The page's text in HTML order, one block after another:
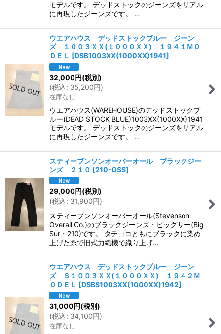
モデルです。 デッドストックのジーンズをリアル
に再現したジーンズです。 …
ウエアハウス デッドストックブルー ジーン
ズ １００３ＸＸ(１０００ＸＸ) １９４１ＭＯ
ＤＥＬ [DSB1003XX(1000XX)1941]
32,000円(税別)
(税込: 35,200円)
在庫なし
ウエアハウス(WAREHOUSE)のデッドストックブ
ルー(DEAD STOCK BLUE)1003XX(1000XX)1941
モデルです。 デッドストックのジーンズをリアル
に再現したジーンズです。 …
スティーブンソンオーバーオール ブラックジー
ンズ ２１０ [210-OSS]
29,000円(税別)
(税込: 31,900円)
スティーブンソンオーバーオール(Stevenson
Overall Co.)のブラックジーンズ・ビッグサー(Big
Sur・210)です。 タテヨコともにブラックに染め
上げた糸で旧式力織機で織り上げ…
ウエアハウス デッドストックブルー ジーン
ズ Ｓ１００３ＸＸ(１０００ＸＸ) １９４２Ｍ
ＯＤＥＬ [DSBS1003XX(1000XX)1942]
31,000円(税別)
(税込: 34,100円)
在庫なし